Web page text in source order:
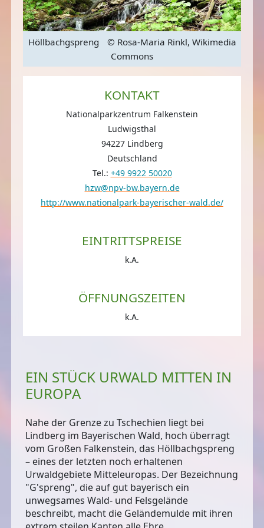
Höllbachgspreng
© Rosa-Maria Rinkl, Wikimedia
Commons
KONTAKT
Nationalparkzentrum Falkenstein
Ludwigsthal
94227 Lindberg
Deutschland
Tel.: +49 9922 50020
hzw@npv-bw.bayern.de
http://www.nationalpark-bayerischer-wald.de/
EINTRITTSPREISE
k.A.
ÖFFNUNGSZEITEN
k.A.
EIN STÜCK URWALD MITTEN IN
EUROPA
Nahe der Grenze zu Tschechien liegt bei
Lindberg im Bayerischen Wald, hoch überragt
vom Großen Falkenstein, das Höllbachgspreng
– eines der letzten noch erhaltenen
Urwaldgebiete Mitteleuropas. Der Bezeichnung
"G'spreng", die auf gut bayerisch ein
unwegsames Wald- und Felsgelände
beschreibt, macht die Geländemulde mit ihren